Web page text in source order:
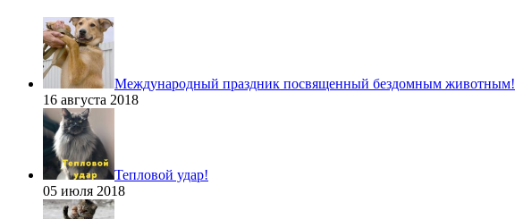
Международный праздник посвященный бездомным животным!
16 августа 2018
Тепловой удар!
05 июля 2018